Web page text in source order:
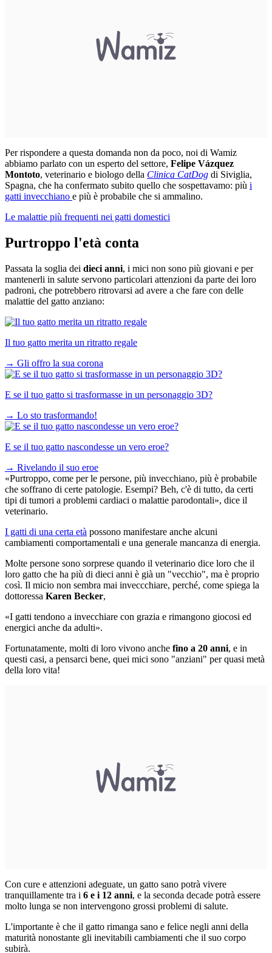
Per rispondere a questa domanda non da poco, noi di Wamiz
abbiamo parlato con un esperto del settore, Felipe Vázquez
Montoto, veterinario e biologo della Clinica CatDog di Siviglia,
Spagna, che ha confermato subito quello che sospettavamo: più i
gatti invecchiano e più è probabile che si ammalino.
Le malattie più frequenti nei gatti domestici
Purtroppo l'età conta
Passata la soglia dei dieci anni, i mici non sono più giovani e per
mantenerli in salute servono particolari attenzioni da parte dei loro
padroni, che potrebbero ritrovarsi ad avere a che fare con delle
malattie del gatto anziano:
Il tuo gatto merita un ritratto regale
→ Gli offro la sua corona
E se il tuo gatto si trasformasse in un personaggio 3D?
→ Lo sto trasformando!
E se il tuo gatto nascondesse un vero eroe?
→ Rivelando il suo eroe
«Purtroppo, come per le persone, più invecchiano, più è probabile
che soffrano di certe patologie. Esempi? Beh, c'è di tutto, da certi
tipi di tumori a problemi cardiaci o malattie parodontali», dice il
veterinario.
I gatti di una certa età possono manifestare anche alcuni
cambiamenti comportamentali e una generale mancanza di energia.
Molte persone sono sorprese quando il veterinario dice loro che il
loro gatto che ha più di dieci anni è già un "vecchio", ma è proprio
così. Il micio non sembra mai inveccchiare, perché, come spiega la
dottoressa Karen Becker,
«I gatti tendono a invecchiare con grazia e rimangono giocosi ed
energici anche da adulti».
Fortunatamente, molti di loro vivono anche fino a 20 anni, e in
questi casi, a pensarci bene, quei mici sono "anziani" per quasi metà
della loro vita!
Con cure e attenzioni adeguate, un gatto sano potrà vivere
tranquillamente tra i 6 e i 12 anni, e la seconda decade potrà essere
molto lunga se non intervengono grossi problemi di salute.
L'importante è che il gatto rimanga sano e felice negli anni della
maturità nonostante gli inevitabili cambiamenti che il suo corpo
subirà.